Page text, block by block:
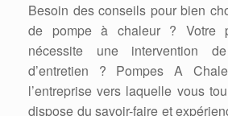
Besoin des conseils pour bien
de pompe à chaleur ? Votre
nécessite une intervention
d’entretien ? Pompes A
l’entreprise vers laquelle vous
dispose du savoir-faire et